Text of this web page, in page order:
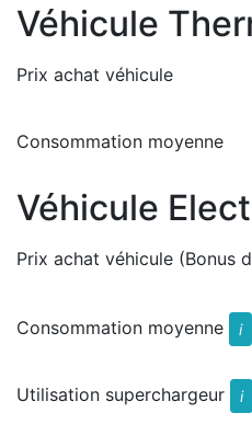
Véhicule
Prix achat véhicule
Consommation moyenne
Véhicule
Prix achat véhicule (Bonus
Consommation moyenne i
Utilisation superchargeur i